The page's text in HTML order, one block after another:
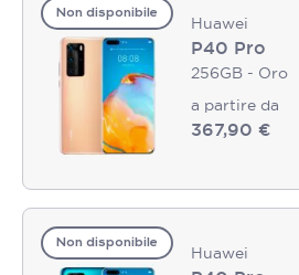
Non disponibile Huawei
P40 Pro
256GB - Oro
a partire da
367,90 €
Non disponibile Huawei